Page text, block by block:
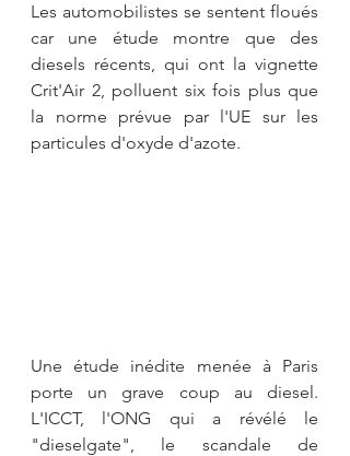
Les automobilistes se sentent floués
car une étude montre que des
diesels récents, qui ont la vignette
Crit'Air 2, polluent six fois plus que
la norme prévue par l'UE sur les
particules d'oxyde d'azote.
Une étude inédite menée à Paris
porte un grave coup au diesel.
L'ICCT, l'ONG qui a révélé le
"dieselgate", le scandale de